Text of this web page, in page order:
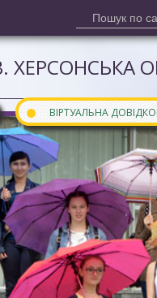
ХЕРСОНСЬКА
● ВІРТУАЛЬНА